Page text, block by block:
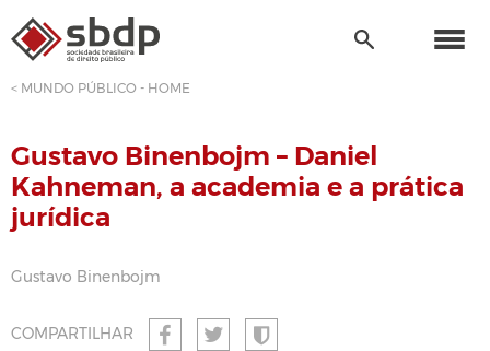
< MUNDO PÚBLICO - HOME
Gustavo Binenbojm – Daniel
Kahneman, a academia e a prática
jurídica
COMPARTILHAR
Gustavo Binenbojm